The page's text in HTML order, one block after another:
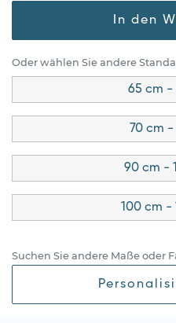
In den
Oder wählen Sie andere
65 cm -
70 cm -
90 cm -
100 cm -
Suchen Sie andere Maße oder